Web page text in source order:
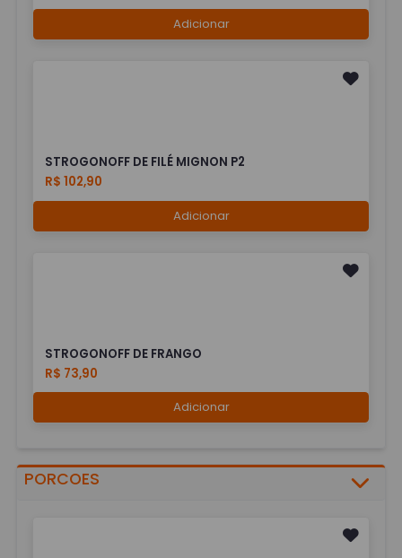
Adicionar
STROGONOFF DE FILÉ MIGNON P2
R$ 102,90
Adicionar
STROGONOFF DE FRANGO
R$ 73,90
Adicionar
PORCOES